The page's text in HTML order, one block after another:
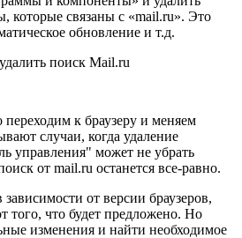
которые связаны с «mail.ru». Это
обновление и т.д.
переходим к браузеру и меняем
случаи, когда удаление
управления" может не убрать
от mail.ru останется все-равно.
от версии браузеров,
того, что будет предложено. Но
изменения и найти необходимое